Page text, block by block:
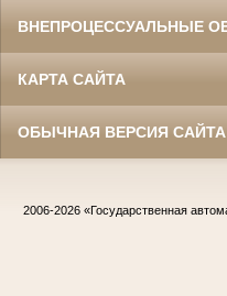
ВНЕПРОЦЕССУАЛЬНЫЕ
КАРТА САЙТА
ОБЫЧНАЯ ВЕРСИЯ САЙТА
2006-2026 «Государственная